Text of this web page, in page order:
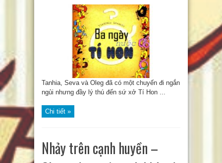
Tanhia, Seva và Oleg đã có một chuyến đi ngắn
ngủi nhưng đầy lý thú đến sứ xở Tí Hon ...
Chi tiết »
Nhảy trên cạnh huyền –